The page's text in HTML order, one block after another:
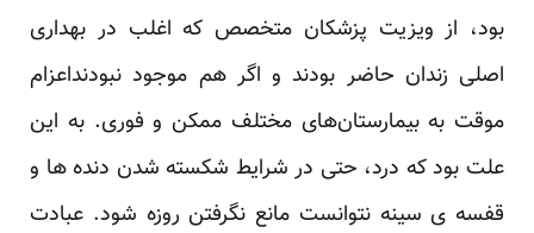
بود، از ویزیت پزشکان متخصص که اغلب در بهداری
اصلی زندان حاضر بودند و اگر هم موجود نبودنداعزام
موقت به بیمارستان‌های مختلف ممکن و فوری. به این
علت بود که درد، حتی در شرایط شکسته شدن دنده ها و
قفسه ی سینه نتوانست مانع نگرفتن روزه شود. عبادت